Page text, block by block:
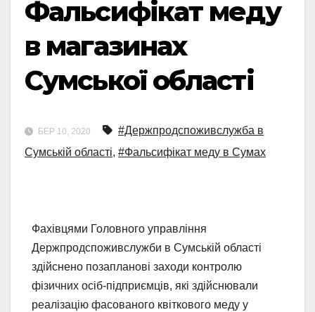
Фальсифікат меду
в магазинах
Сумської області
БЕР 10, 2020
#Держпродспоживслужба в
Сумській області, #Фальсифікат меду в Сумах
Фахівцями Головного управління
Держпродспоживслужби в Сумській області
здійснено позапланові заходи контролю
фізичних осіб-підприємців, які здійснювали
реалізацію фасованого квіткового меду у